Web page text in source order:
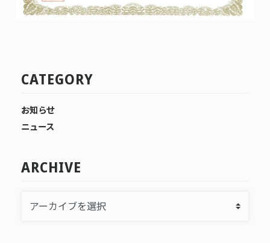
CATEGORY
お知らせ
ニュース
ARCHIVE